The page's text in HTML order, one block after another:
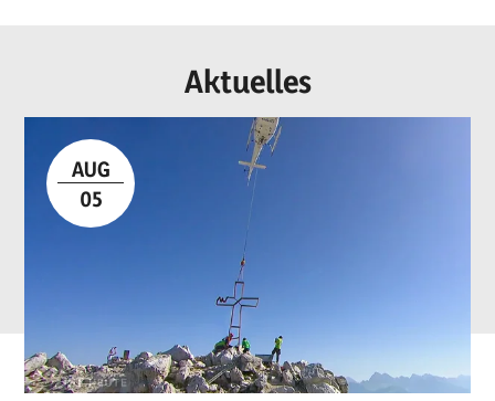
Aktuelles
AUG
05